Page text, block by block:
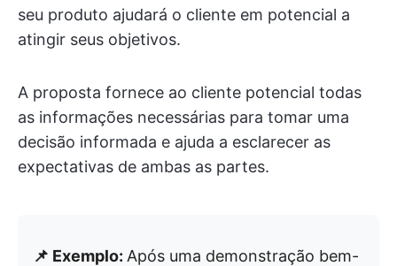
seu produto ajudará o cliente em potencial a
atingir seus objetivos.
A proposta fornece ao cliente potencial todas
as informações necessárias para tomar uma
decisão informada e ajuda a esclarecer as
expectativas de ambas as partes.
📌 Exemplo: Após uma demonstração bem-